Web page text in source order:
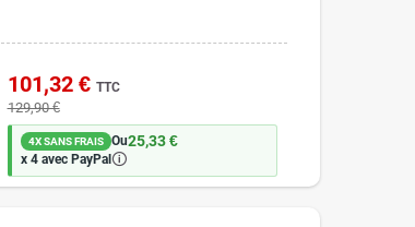
101,32 € TTC
129,90 €
4X SANS FRAIS Ou25,33 €
x 4 avec PayPal🛈